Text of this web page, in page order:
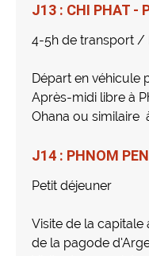
J13 : CHI PHAT -
4-5h de transport /
Départ en véhicule
Après-midi libre à
Ohana ou similaire
J14 : PHNOM
Petit déjeuner
Visite de la capitale
de la pagode